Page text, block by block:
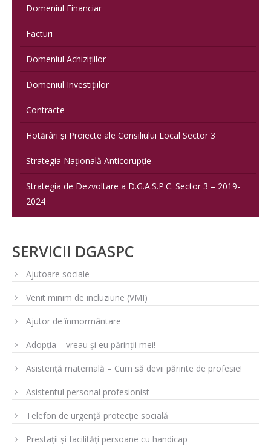
Domeniul Financiar
Facturi
Domeniul Achizițiilor
Domeniul Investițiilor
Contracte
Hotărâri și Proiecte ale Consiliului Local Sector 3
Strategia Națională Anticorupție
Strategia de Dezvoltare a D.G.A.S.P.C. Sector 3 – 2019-
2024
SERVICII DGASPC
Ajutoare sociale
Venit minim de incluziune (VMI)
Ajutor de înmormântare
Adopția – vreau și eu părinții mei!
Asistență maternală – Cum să devii părinte de profesie!
Asistentul personal profesionist
Telefon de urgență protecție socială
Prestații și facilități persoane cu handicap